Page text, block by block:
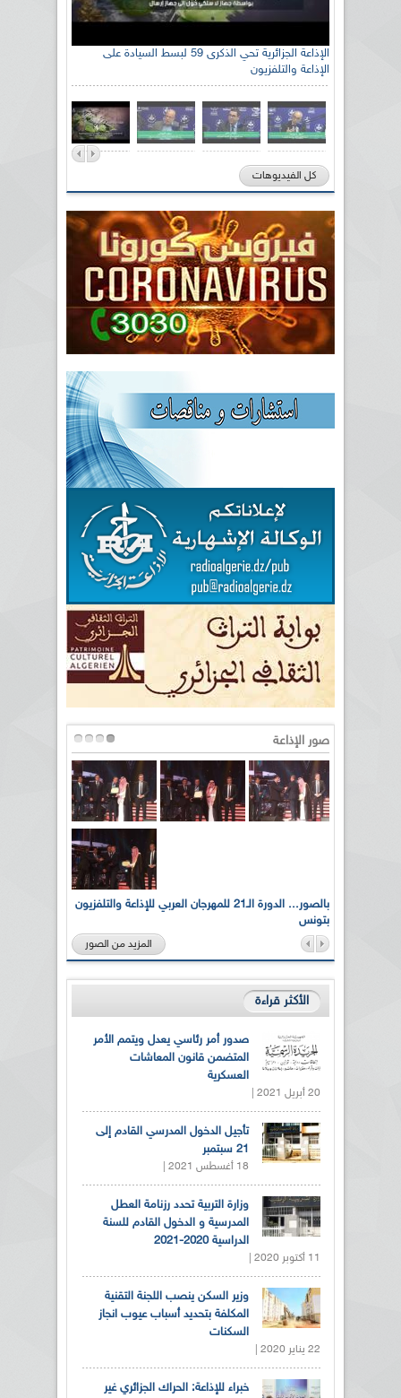
الإذاعة الجزائرية تحي الذكرى 59 لبسط السيادة على
الإذاعة والتلفزيون
كل الفيديوهات
صور الإذاعة
بالصور... الدورة الـ21 للمهرجان العربي للإذاعة والتلفزيون
بتونس
المزيد من الصور
الأكثر قراءة
صدور أمر رئاسي يعدل ويتمم الأمر
المتضمن قانون المعاشات
العسكرية
20 أبريل 2021 |
تأجيل الدخول المدرسي القادم إلى
21 سبتمبر
18 أغسطس 2021 |
وزارة التربية تحدد رزنامة العطل
المدرسية و الدخول القادم للسنة
الدراسية 2020-2021
11 أكتوبر 2020 |
وزير السكن ينصب اللجنة التقنية
المكلفة بتحديد أسباب عيوب انجاز
السكنات
22 يناير 2020 |
خبراء للإذاعة: الحراك الجزائري غير